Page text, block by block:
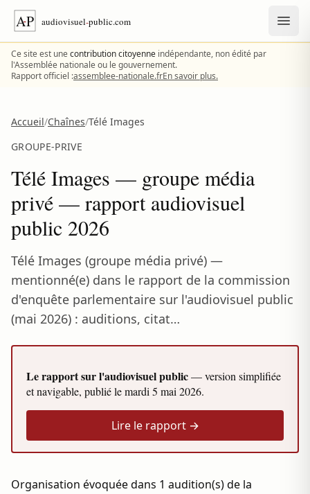
Aller au contenu
Ce site est unecontribution citoyenne indépendante, non édité par
l'Assemblée nationale ou le gouvernement.
Rapport officiel :assemblee-nationale.frEn savoir plus.
Accueil/Chaînes/Télé Images
GROUPE-PRIVE
Télé Images — groupe média
privé — rapport audiovisuel
public 2026
Télé Images (groupe média privé) —
mentionné(e) dans le rapport de la commission
d'enquête parlementaire sur l'audiovisuel public
(mai 2026) : auditions, citat…
Le rapport sur l'audiovisuel public— version simplifiée
et navigable, publié lemardi 5 mai 2026.
Lire le rapport →
Organisation évoquée dans 1 audition(s) de la